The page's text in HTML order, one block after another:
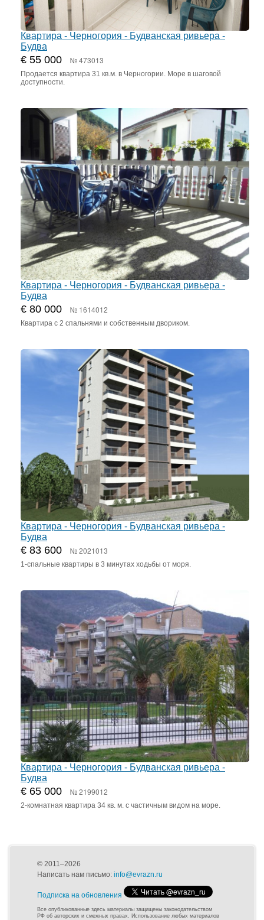
Квартира - Черногория - Будванская ривьера -
Будва
€ 55 000 № 473013
Продается квартира 31 кв.м. в Черногории. Море в шаговой
доступности.
Квартира - Черногория - Будванская ривьера -
Будва
€ 80 000 № 1614012
Квартира с 2 спальнями и собственным двориком.
Квартира - Черногория - Будванская ривьера -
Будва
€ 83 600 № 2021013
1-спальные квартиры в 3 минутах ходьбы от моря.
Квартира - Черногория - Будванская ривьера -
Будва
€ 65 000 № 2199012
2-комнатная квартира 34 кв. м. с частичным видом на море.
© 2011–2026
Написать нам письмо: info@evrazn.ru
Подписка на обновления
Все опубликованные здесь материалы защищены законодательством
РФ об авторских и смежных правах. Использование любых материалов